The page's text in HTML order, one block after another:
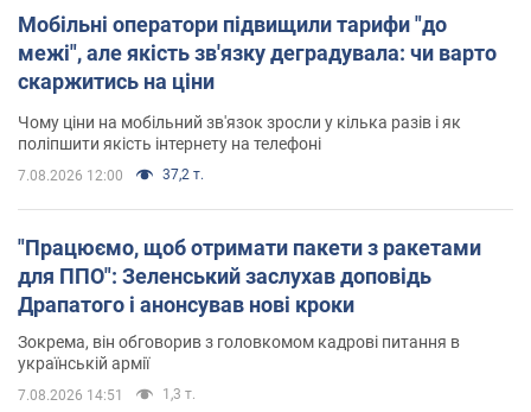
Мобільні оператори підвищили тарифи "до
межі", але якість зв'язку деградувала: чи варто
скаржитись на ціни
Чому ціни на мобільний зв'язок зросли у кілька разів і як
поліпшити якість інтернету на телефоні
7.08.2026 12:00 37,2 т.
"Працюємо, щоб отримати пакети з ракетами
для ППО": Зеленський заслухав доповідь
Драпатого і анонсував нові кроки
Зокрема, він обговорив з головкомом кадрові питання в
українській армії
7.08.2026 14:51 1,3 т.